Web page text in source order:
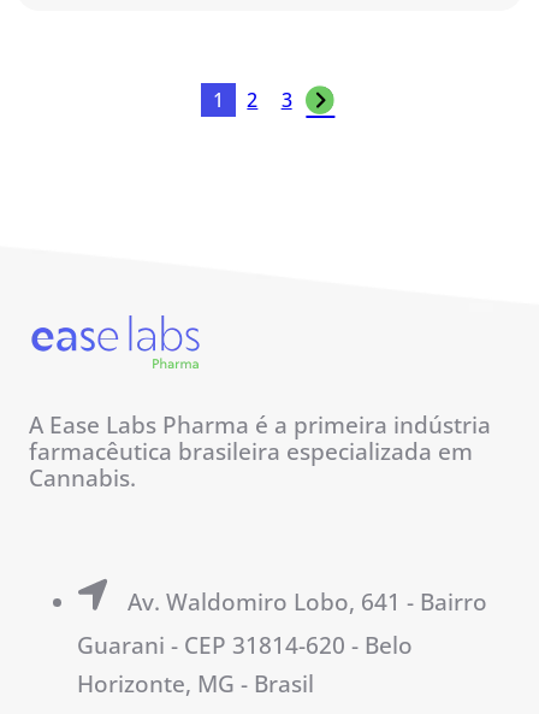
1 2 3
A Ease Labs Pharma é a primeira indústria
farmacêutica brasileira especializada em
Cannabis.
Av. Waldomiro Lobo, 641 - Bairro
Guarani - CEP 31814-620 - Belo
Horizonte, MG - Brasil